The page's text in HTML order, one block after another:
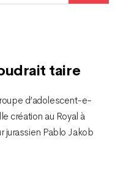
taire
d’adolescent-e-
création au Royal à
jurassien Pablo Jakob